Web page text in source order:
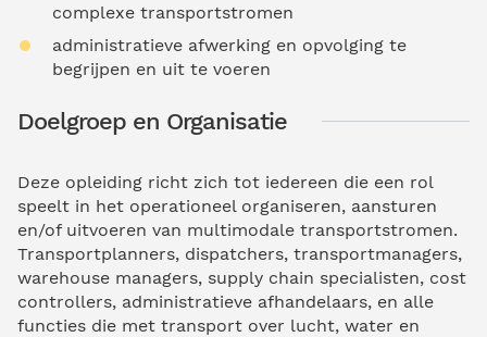
complexe transportstromen
administratieve afwerking en opvolging te
begrijpen en uit te voeren
Doelgroep en Organisatie
Deze opleiding richt zich tot iedereen die een rol
speelt in het operationeel organiseren, aansturen
en/of uitvoeren van multimodale transportstromen.
Transportplanners, dispatchers, transportmanagers,
warehouse managers, supply chain specialisten, cost
controllers, administratieve afhandelaars, en alle
functies die met transport over lucht, water en